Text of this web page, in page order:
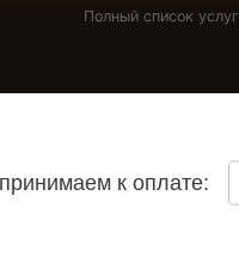
Полный список
к оплате: